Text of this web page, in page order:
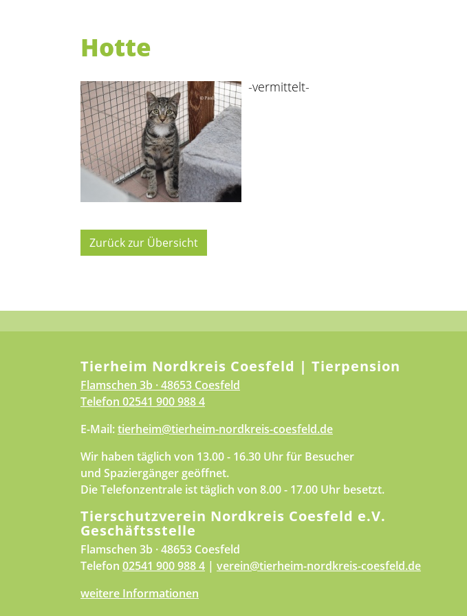
Hotte
-vermittelt-
Zurück zur Übersicht
Tierheim Nordkreis Coesfeld | Tierpension
Flamschen 3b · 48653 Coesfeld
Telefon 02541 900 988 4
E-Mail:tierheim@tierheim-nordkreis-coesfeld.de
Wir haben täglich von 13.00 - 16.30 Uhr für Besucher
und Spaziergänger geöffnet.
Die Telefonzentrale ist täglich von 8.00 - 17.00 Uhr besetzt.
Tierschutzverein Nordkreis Coesfeld e.V.
Geschäftsstelle
Flamschen 3b · 48653 Coesfeld
Telefon 02541 900 988 4 | verein@tierheim-nordkreis-coesfeld.de
weitere Informationen